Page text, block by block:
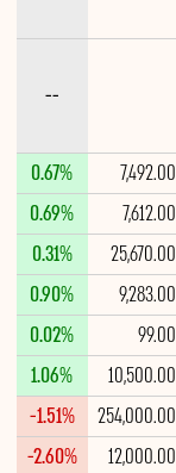
--
7,492.00
0.67%
7,612.00
0.69%
25,670.00
0.31%
9,283.00
0.90%
99.00
0.02%
10,500.00
1.06%
254,000.00
-1.51%
12,000.00
-2.60%